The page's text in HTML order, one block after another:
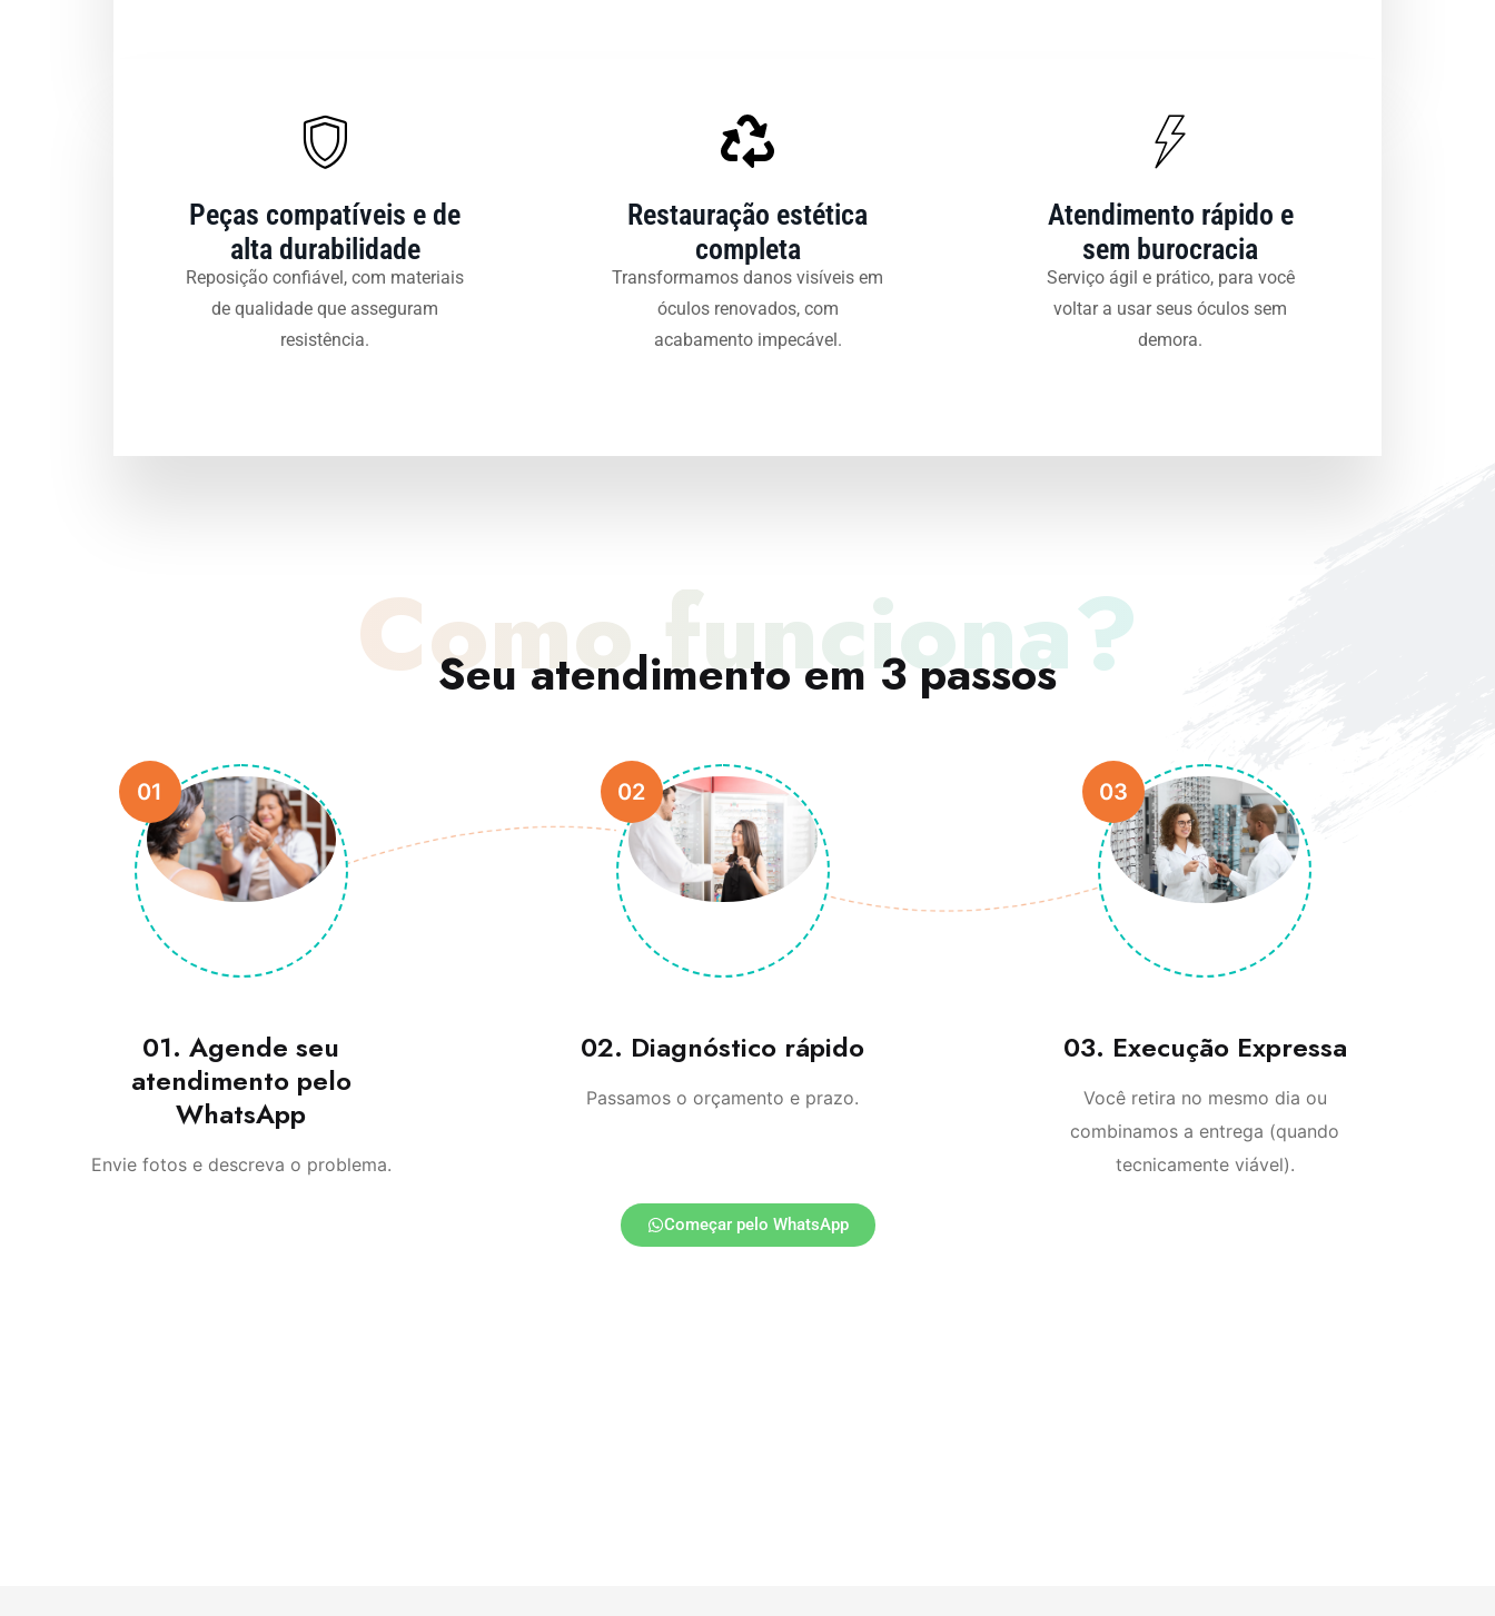
Peças compatíveis e de
alta durabilidade
Reposição confiável, com materiais
de qualidade que asseguram
resistência.
Restauração estética
completa
Transformamos danos visíveis em
óculos renovados, com
acabamento impecável.
Atendimento rápido e
sem burocracia
Serviço ágil e prático, para você
voltar a usar seus óculos sem
demora.
Como funciona?
Seu atendimento em 3 passos
01
01. Agende seu
atendimento pelo
WhatsApp
Envie fotos e descreva o problema.
02
02. Diagnóstico rápido
Passamos o orçamento e prazo.
03
03. Execução Expressa
Você retira no mesmo dia ou
combinamos a entrega (quando
tecnicamente viável).
Começar pelo WhatsApp